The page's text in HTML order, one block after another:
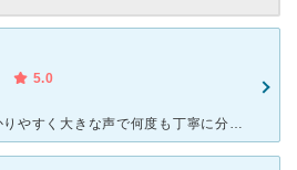
5.0
女性の先生なんですが分かりやすく大きな声で何度も丁寧に分かるまで説明してくれます。優しい先生です。ここの先生の所に来て本当に良かった。手術までしなくても良くなり感謝です。とても人気があるのでとても混ん